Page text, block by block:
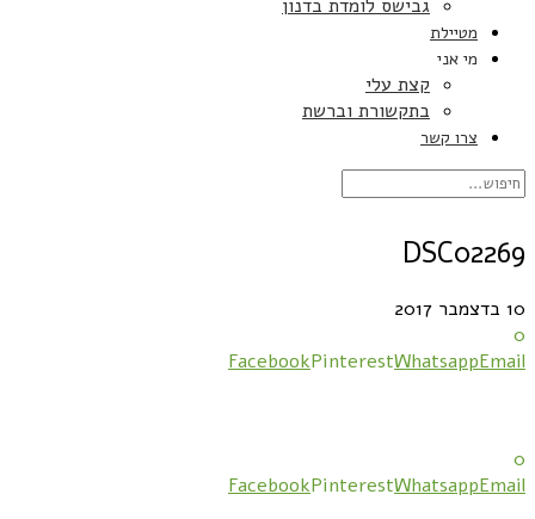
גבישס לומדת בדנון
מטיילת
מי אני
קצת עלי
בתקשורת וברשת
צרו קשר
DSC02269
10 בדצמבר 2017
0
FacebookPinterestWhatsappEmail
0
FacebookPinterestWhatsappEmail